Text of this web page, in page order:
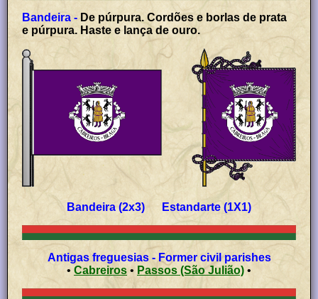
Bandeira - De púrpura. Cordões e borlas de prata
e púrpura. Haste e lança de ouro.
Bandeira (2x3) Estandarte (1X1)
Antigas freguesias - Former civil parishes
• Cabreiros • Passos (São Julião) •